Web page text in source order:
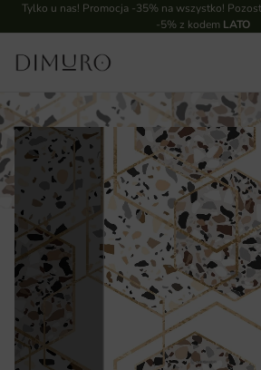
Tylko u nas! Promocja -35% na wszystko!
-5% z kodem LATO